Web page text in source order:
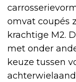
omvat coupés
krachtige M2.
met onder
keuze tussen